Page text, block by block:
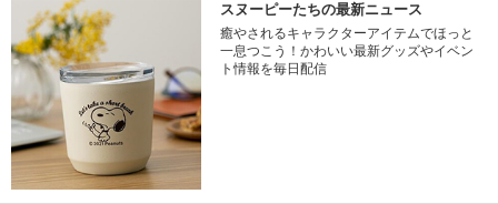
スヌーピーたちの最新ニュース
癒やされるキャラクターアイテムでほっと
一息つこう！かわいい最新グッズやイベン
ト情報を毎日配信